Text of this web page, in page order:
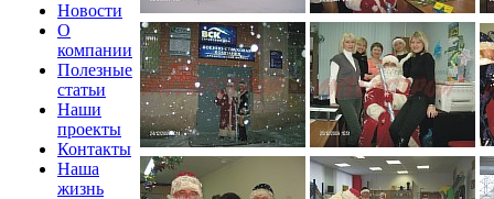
Новости
О
компании
Полезные
статьи
Наши
проекты
Контакты
Наша
жизнь